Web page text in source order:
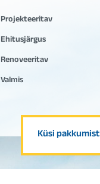
Projekteeritav
Ehitusjärgus
Renoveeritav
Valmis
Küsi pakkumist